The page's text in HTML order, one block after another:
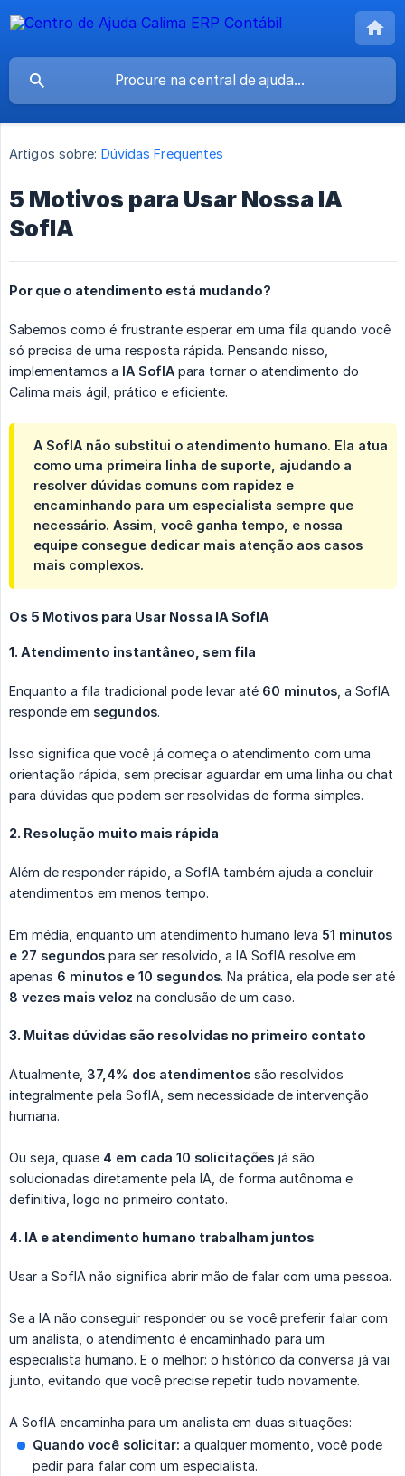
Artigos sobre: Dúvidas Frequentes
5 Motivos para Usar Nossa IA
SofIA
Por que o atendimento está mudando?
Sabemos como é frustrante esperar em uma fila quando você
só precisa de uma resposta rápida. Pensando nisso,
implementamos a IA SofIA para tornar o atendimento do
Calima mais ágil, prático e eficiente.
A SofIA não substitui o atendimento humano. Ela atua
como uma primeira linha de suporte, ajudando a
resolver dúvidas comuns com rapidez e
encaminhando para um especialista sempre que
necessário. Assim, você ganha tempo, e nossa
equipe consegue dedicar mais atenção aos casos
mais complexos.
Os 5 Motivos para Usar Nossa IA SofIA
1. Atendimento instantâneo, sem fila
Enquanto a fila tradicional pode levar até 60 minutos , a SofIA
responde em segundos.
Isso significa que você já começa o atendimento com uma
orientação rápida, sem precisar aguardar em uma linha ou chat
para dúvidas que podem ser resolvidas de forma simples.
2. Resolução muito mais rápida
Além de responder rápido, a SofIA também ajuda a concluir
atendimentos em menos tempo.
Em média, enquanto um atendimento humano leva 51 minutos
e 27 segundos para ser resolvido, a IA SofIA resolve em
apenas 6 minutos e 10 segundos. Na prática, ela pode ser até
8 vezes mais veloz na conclusão de um caso.
3. Muitas dúvidas são resolvidas no primeiro contato
Atualmente, 37,4% dos atendimentos são resolvidos
integralmente pela SofIA, sem necessidade de intervenção
humana.
Ou seja, quase 4 em cada 10 solicitações já são
solucionadas diretamente pela IA, de forma autônoma e
definitiva, logo no primeiro contato.
4. IA e atendimento humano trabalham juntos
Usar a SofIA não significa abrir mão de falar com uma pessoa.
Se a IA não conseguir responder ou se você preferir falar com
um analista, o atendimento é encaminhado para um
especialista humano. E o melhor: o histórico da conversa já vai
junto, evitando que você precise repetir tudo novamente.
A SofIA encaminha para um analista em duas situações:
Quando você solicitar: a qualquer momento, você pode
pedir para falar com um especialista.